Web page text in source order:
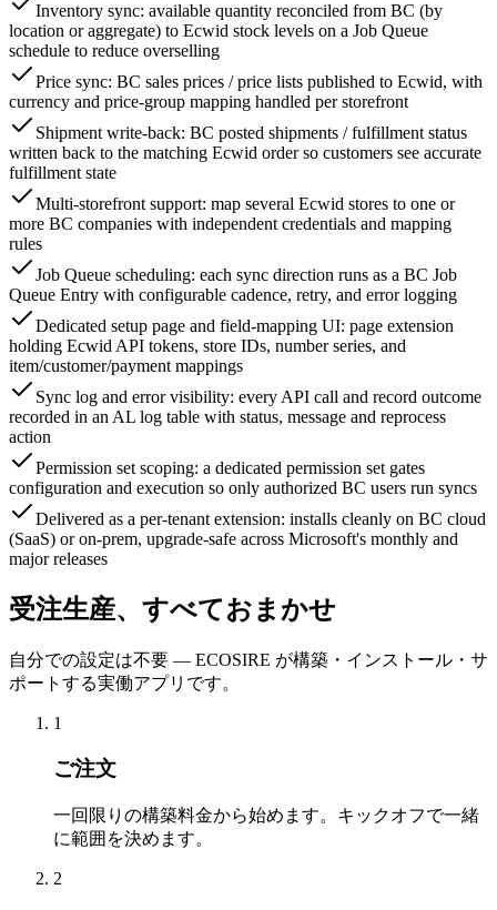
Inventory sync: available quantity reconciled from BC (by
location or aggregate) to Ecwid stock levels on a Job Queue
schedule to reduce overselling
Price sync: BC sales prices / price lists published to Ecwid, with
currency and price-group mapping handled per storefront
Shipment write-back: BC posted shipments / fulfillment status
written back to the matching Ecwid order so customers see accurate
fulfillment state
Multi-storefront support: map several Ecwid stores to one or
more BC companies with independent credentials and mapping
rules
Job Queue scheduling: each sync direction runs as a BC Job
Queue Entry with configurable cadence, retry, and error logging
Dedicated setup page and field-mapping UI: page extension
holding Ecwid API tokens, store IDs, number series, and
item/customer/payment mappings
Sync log and error visibility: every API call and record outcome
recorded in an AL log table with status, message and reprocess
action
Permission set scoping: a dedicated permission set gates
configuration and execution so only authorized BC users run syncs
Delivered as a per-tenant extension: installs cleanly on BC cloud
(SaaS) or on-prem, upgrade-safe across Microsoft's monthly and
major releases
受注生産、すべておまかせ
自分での設定は不要 — ECOSIRE が構築・インストール・サ
ポートする実働アプリです。
1
ご注文
一回限りの構築料金から始めます。キックオフで一緒
に範囲を決めます。
2